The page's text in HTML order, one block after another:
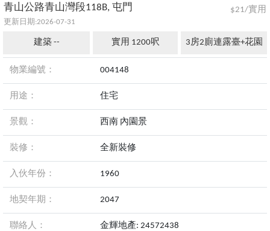
青山公路青山灣段118B, 屯門
更新日期:2026-07-31
$21/實用
建築 -- 實用 1200呎 3房2廁連露臺+花園
物業編號： 004148
用途： 住宅
景觀： 西南 內園景
裝修： 全新裝修
入伙年份： 1960
地契年期： 2047
聯絡人：
金輝地產: 24572438